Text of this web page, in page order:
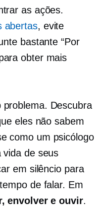
as ações.
abertas, evite
bastante “Por
obter mais
Descubra
eles não sabem
como um psicólogo
vida de seus
em silêncio para
de falar. Em
envolver e ouvir.